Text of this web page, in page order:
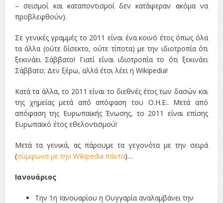
Όψεις και Απόψεις
Αξίζει άραγε?
– σεισμοί και καταποντισμοί δεν κατάφεραν ακόμα να
προβλεφθούν).
Σε γενικές γραμμές το 2011 είναι ένα κοινό έτος όπως όλα
τα άλλα (ούτε δίσεκτο, ούτε τίποτα) με την ιδιοτροπία ότι
ξεκινάει Σάββατο! Γιατί είναι ιδιοτροπία το ότι ξεκινάει
Σάββατο; Δεν ξέρω, αλλά έτσι λέει η Wikipedia!
Κατά τα άλλα, το 2011 είναι το διεθνές έτος των δασών και
της χημείας μετά από απόφαση του Ο.Η.Ε.. Μετά από
απόφαση της Ευρωπαϊκής Ένωσης, το 2011 είναι επίσης
Ευρωπαϊκό έτος εθελοντισμού!
Μετά τα γενικά, ας πάρουμε τα γεγονότα με την σειρά
(σύμφωνα με την Wikipedia πάντα)…
Ιανουάριος
Την 1η Ιανουαρίου η Ουγγαρία αναλαμβάνει την